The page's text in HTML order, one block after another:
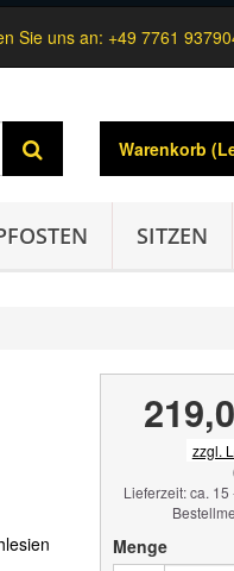
Sie uns an: +49 7761
Warenkorb
SITZEN
zzgl.
Lieferzeit: ca.
Menge